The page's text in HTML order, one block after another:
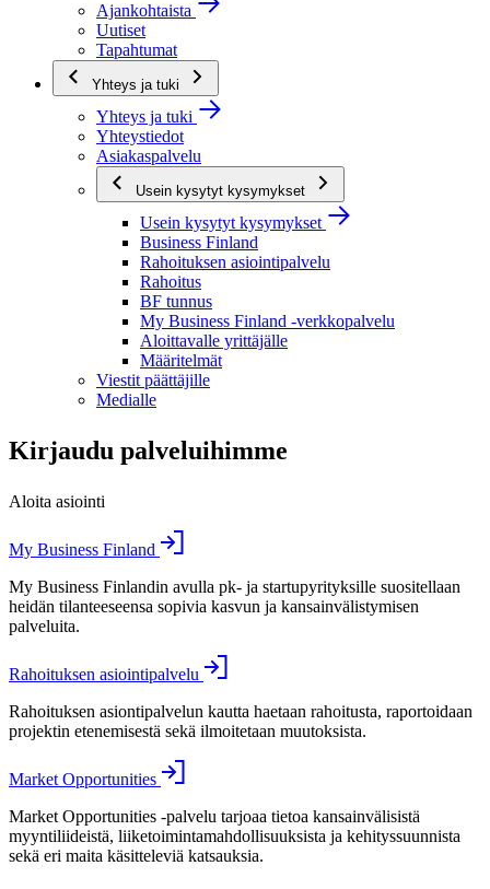
Ajankohtaista
Uutiset
Tapahtumat
Yhteys ja tuki
Yhteys ja tuki
Yhteystiedot
Asiakaspalvelu
Usein kysytyt kysymykset
Usein kysytyt kysymykset
Business Finland
Rahoituksen asiointipalvelu
Rahoitus
BF tunnus
My Business Finland -verkkopalvelu
Aloittavalle yrittäjälle
Määritelmät
Viestit päättäjille
Medialle
Kirjaudu palveluihimme
Aloita asiointi
My Business Finland
My Business Finlandin avulla pk- ja startupyrityksille suositellaan
heidän tilanteeseensa sopivia kasvun ja kansainvälistymisen
palveluita.
Rahoituksen asiointipalvelu
Rahoituksen asiontipalvelun kautta haetaan rahoitusta, raportoidaan
projektin etenemisestä sekä ilmoitetaan muutoksista.
Market Opportunities
Market Opportunities -palvelu tarjoaa tietoa kansainvälisistä
myyntiliideistä, liiketoimintamahdollisuuksista ja kehityssuunnista
sekä eri maita käsitteleviä katsauksia.